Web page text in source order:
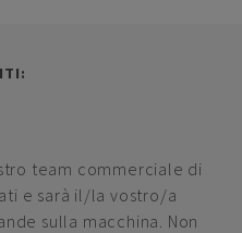
team commerciale di
e sarà il/la vostro/a
sulla macchina. Non